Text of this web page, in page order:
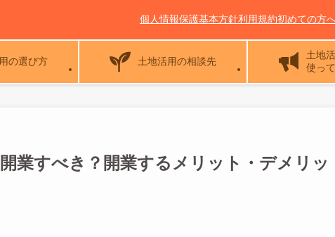
の選び方 土地活用の相談先
土地
使っ
個人情報保護基本方針利用規約初めての方
業すべき？開業するメリット・デメリッ